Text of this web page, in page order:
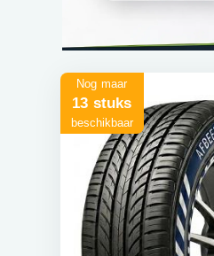
Nog maar
13 stuks
beschikbaar